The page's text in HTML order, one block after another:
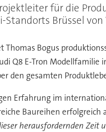
für die
Standorts Brüssel
Bogus
Q8 E-Tron Modellfamilie
den gesamten
Erfahrung im
Baureihen
herausfordernden Zeit